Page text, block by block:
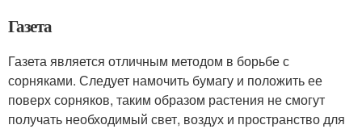
Газета
Газета является отличным методом в борьбе с
сорняками. Следует намочить бумагу и положить ее
поверх сорняков, таким образом растения не смогут
получать необходимый свет, воздух и пространство для